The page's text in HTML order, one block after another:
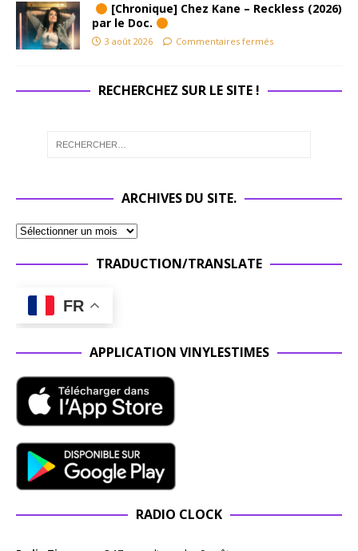
[Chronique] Chez Kane – Reckless (2026)
par le Doc.
3 août 2026 Commentaires fermés
RECHERCHEZ SUR LE SITE !
ARCHIVES DU SITE.
TRADUCTION/TRANSLATE
FR
APPLICATION VINYLESTIMES
RADIO CLOCK